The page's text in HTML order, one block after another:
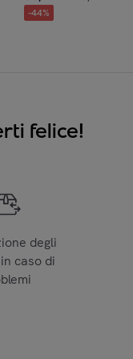
-44%
felice!
degli
caso di